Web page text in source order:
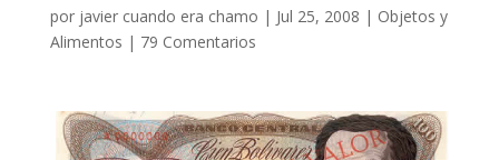
por javier cuando era chamo | Jul 25, 2008 | Objetos y
Alimentos | 79 Comentarios